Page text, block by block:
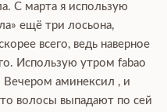
С марта я использую
ещё три лосьона,
всего, ведь наверное
Использую утром fabao
Вечером аминексил , и
волосы выпадают по сей